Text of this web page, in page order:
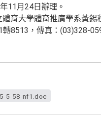
11月24日辦理。
育大學體育推廣學系黃錫
8513，傳真：(03)328-
5-58-nf1.doc